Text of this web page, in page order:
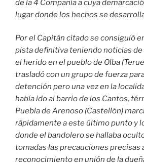
de la 4 Compañía a cuya
lugar donde los hechos se
Por el Capitán citado se consiguió
pista definitiva teniendo noticias
el herido en el pueblo de Olba
trasladó con un grupo de fuerza
detención pero una vez en la
había ido al barrio de los Cantos,
Puebla de Arenoso (Castellón)
rápidamente a este último punto y
donde el bandolero se hallaba
tomadas las precauciones precisas
reconocimiento en unión de la